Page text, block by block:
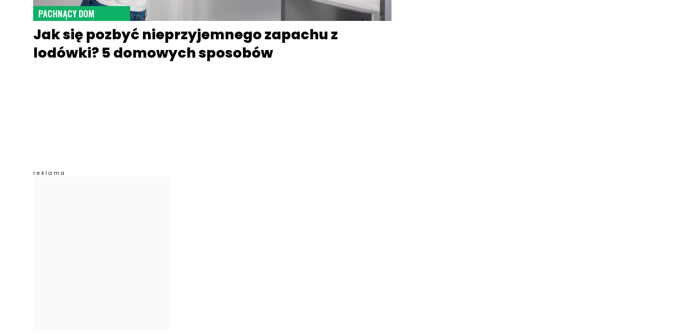
PACHNĄCY DOM
Jak się pozbyć nieprzyjemnego zapachu z
lodówki? 5 domowych sposobów